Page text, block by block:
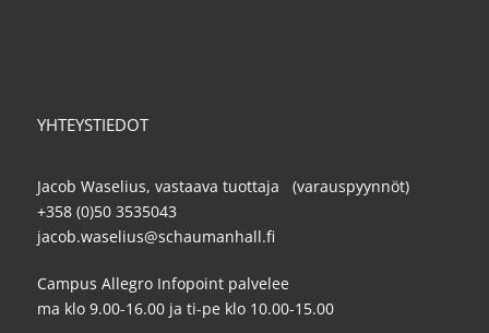
YHTEYSTIEDOT
Jacob Waselius, vastaava tuottaja (varauspyynnöt)
+358 (0)50 3535043
jacob.waselius@schaumanhall.fi
Campus Allegro Infopoint palvelee
ma klo 9.00-16.00 ja ti-pe klo 10.00-15.00